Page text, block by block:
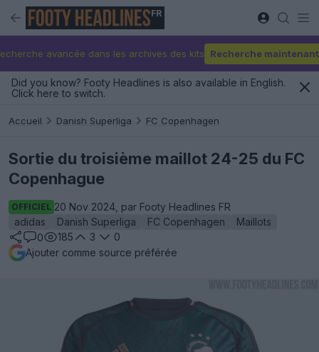
FR
avancée dans les archives des kits Recherche maintenant
Did you know? Footy Headlines is also available in English.
Click here to switch.
Accueil Danish Superliga FC Copenhagen
Sortie du troisième maillot 24-25 du FC
Copenhague
OFFICIEL 20 Nov 2024, par Footy Headlines FR
adidas
Danish Superliga FC Copenhagen
Maillots
0
185 3
0
Ajouter comme source préférée